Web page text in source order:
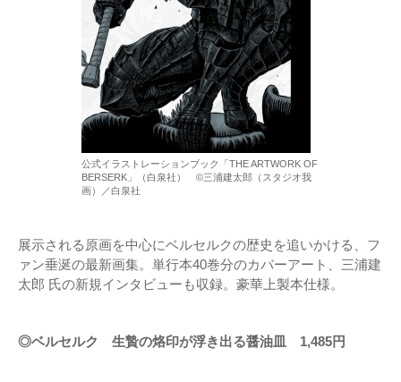
公式イラストレーションブック「THE ARTWORK OF
BERSERK」（白泉社） ©三浦建太郎（スタジオ我
画）／白泉社
展示される原画を中心にベルセルクの歴史を追いかける、フ
ァン垂涎の最新画集。単行本40巻分のカバーアート、三浦建
太郎 氏の新規インタビューも収録。豪華上製本仕様。
◎ベルセルク 生贄の烙印が浮き出る醤油皿 1,485円